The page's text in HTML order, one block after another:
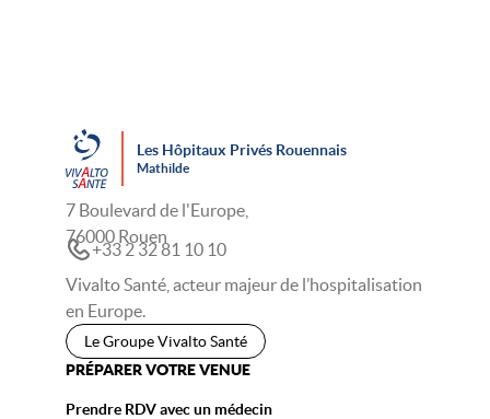
Les Hôpitaux Privés Rouennais
Mathilde
7 Boulevard de l'Europe,
76000 Rouen
+33 2 32 81 10 10
Vivalto Santé, acteur majeur de l’hospitalisation
en Europe.
Le Groupe Vivalto Santé
PRÉPARER VOTRE VENUE
Prendre RDV avec un médecin